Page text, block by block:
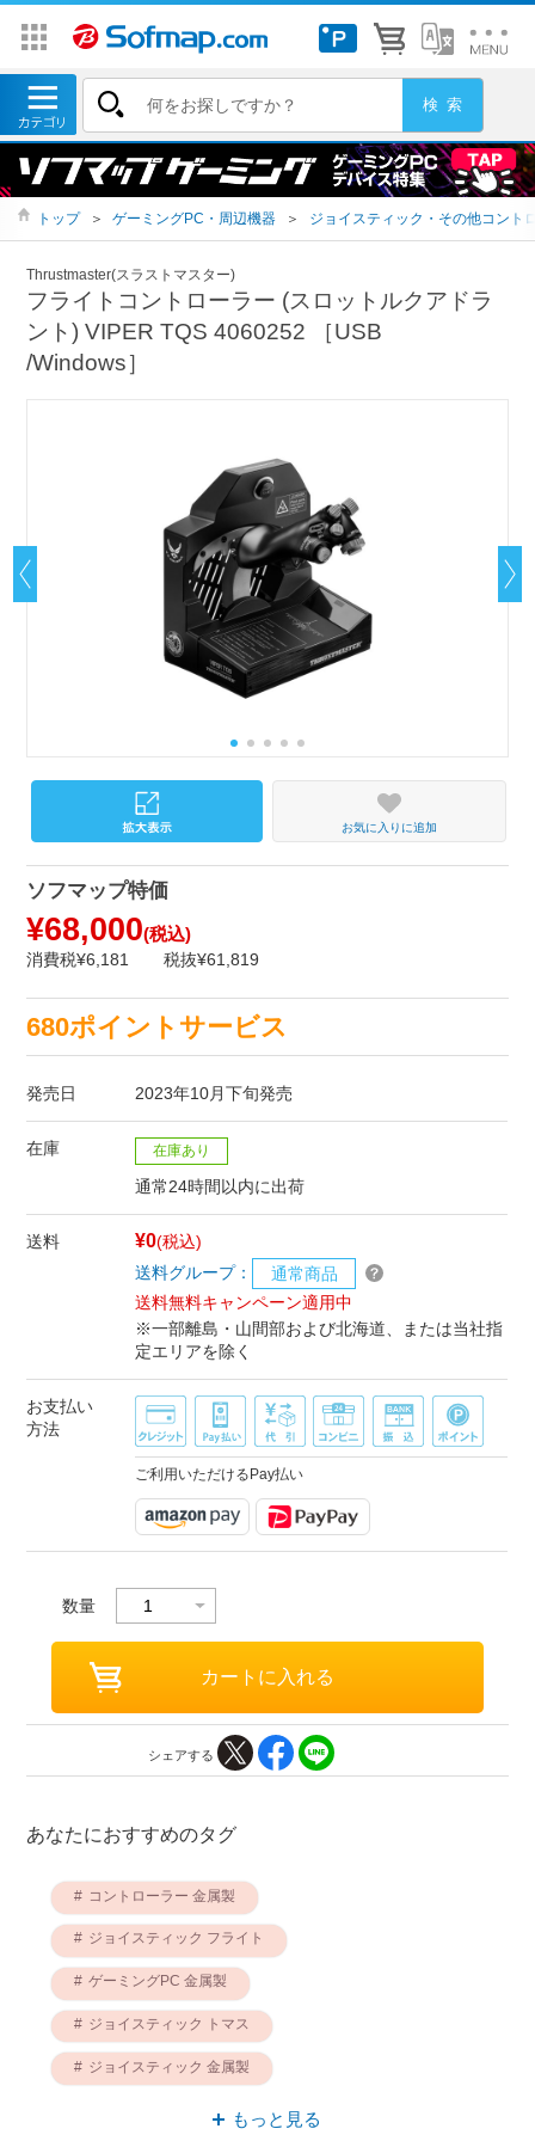
トップ ＞ ゲーミングPC・周辺機器 ＞ ジョイスティック・その他コント
Thrustmaster(スラストマスター)
フライトコントローラー (スロットルクアドラ
ント) VIPER TQS 4060252 ［USB
/Windows］
お気に入りに追加
ソフマップ特価
¥68,000(税込)
消費税¥6,181 税抜¥61,819
680ポイントサービス
発売日 2023年10月下旬発売
在庫 在庫あり
通常24時間以内に出荷
送料 ¥0(税込)
送料グループ：
通常商品
送料無料キャンペーン適用中
※一部離島・山間部および北海道、または当社指
定エリアを除く
お支払い
方法
ご利用いただけるPay払い
数量
シェアする
あなたにおすすめのタグ
コントローラー 金属製
ジョイスティック フライト
ゲーミングPC 金属製
ジョイスティック トマス
ジョイスティック 金属製
フライト コントローラー
もっと見る